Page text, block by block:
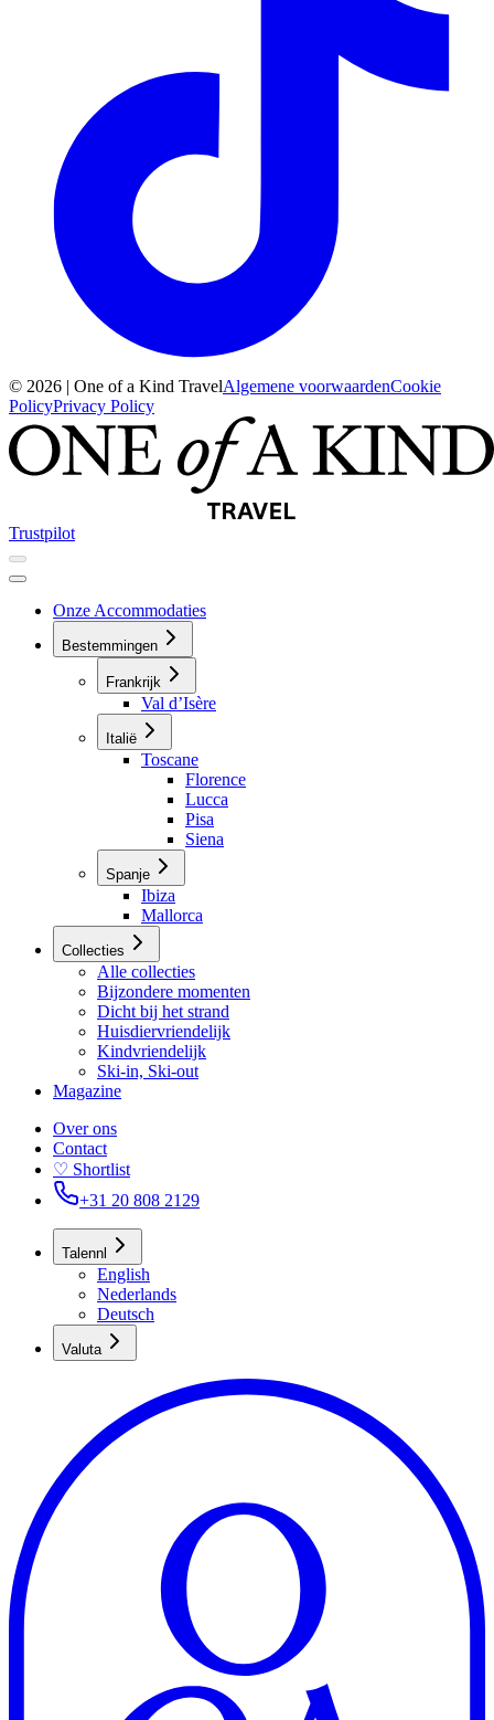
© 2026 | One of a Kind TravelAlgemene voorwaardenCookie
PolicyPrivacy Policy
Trustpilot
Onze Accommodaties
Bestemmingen
Frankrijk
Val d’Isère
Italië
Toscane
Florence
Lucca
Pisa
Siena
Spanje
Ibiza
Mallorca
Collecties
Alle collecties
Bijzondere momenten
Dicht bij het strand
Huisdiervriendelijk
Kindvriendelijk
Ski-in, Ski-out
Magazine
Over ons
Contact
♡ Shortlist
+31 20 808 2129
Talennl
English
Nederlands
Deutsch
Valuta